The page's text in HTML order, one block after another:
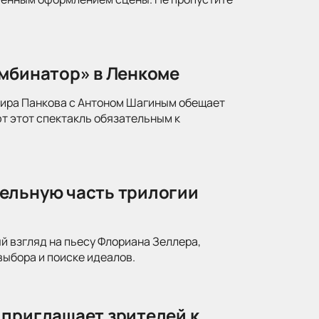
в Ленкоме
Панкова с Антоном Шагиным обещает
спектакль обязательным к
часть трилогии
на пьесу Флориана Зеллера,
и поиске идеалов.